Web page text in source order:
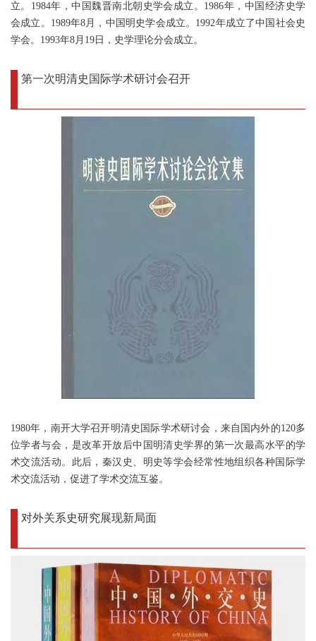
立。1984年，中国魏晋南北朝史学会成立。1986年，中国经济史学
会成立。1989年8月，中国明史学会成立。1992年成立了中国社会史
学会。1993年8月19日，史学理论分会成立。
第一次明清史国际学术研讨会召开
1980年，南开大学召开明清史国际学术研讨会，来自国内外的120多
位学者与会，是改革开放后中国明清史学界的第一次最高水平的学
术交流活动。此后，秦汉史、明史等学会经常性地组织各种国际学
术交流活动，促进了学术交流互鉴。
对外关系史研究展现新局面